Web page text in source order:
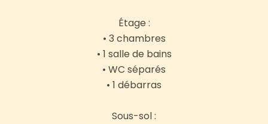
Étage :
• 3 chambres
• 1 salle de bains
• WC séparés
• 1 débarras
Sous-sol :